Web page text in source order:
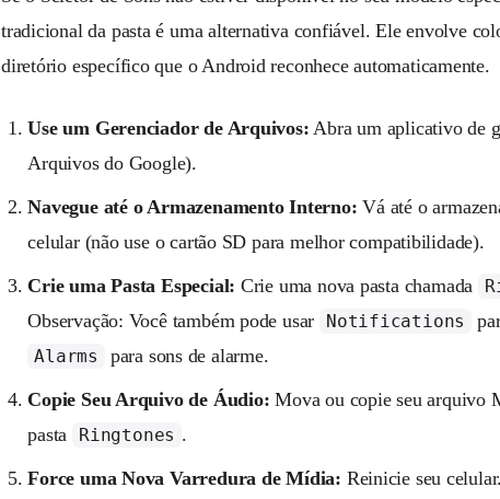
tradicional da pasta é uma alternativa confiável. Ele envolve
diretório específico que o Android reconhece automaticamente.
Use um Gerenciador de Arquivos: Abra um aplicativo de
Arquivos do Google).
Navegue até o Armazenamento Interno: Vá até o
celular (não use o cartão SD para melhor compatibilidade).
Crie uma Pasta Especial: Crie uma nova pasta chamada
Observação: Você também pode usar
Notifications
Alarms para sons de alarme.
Copie Seu Arquivo de Áudio: Mova ou copie seu arquivo
pasta
Ringtones .
Force uma Nova Varredura de Mídia: Reinicie seu